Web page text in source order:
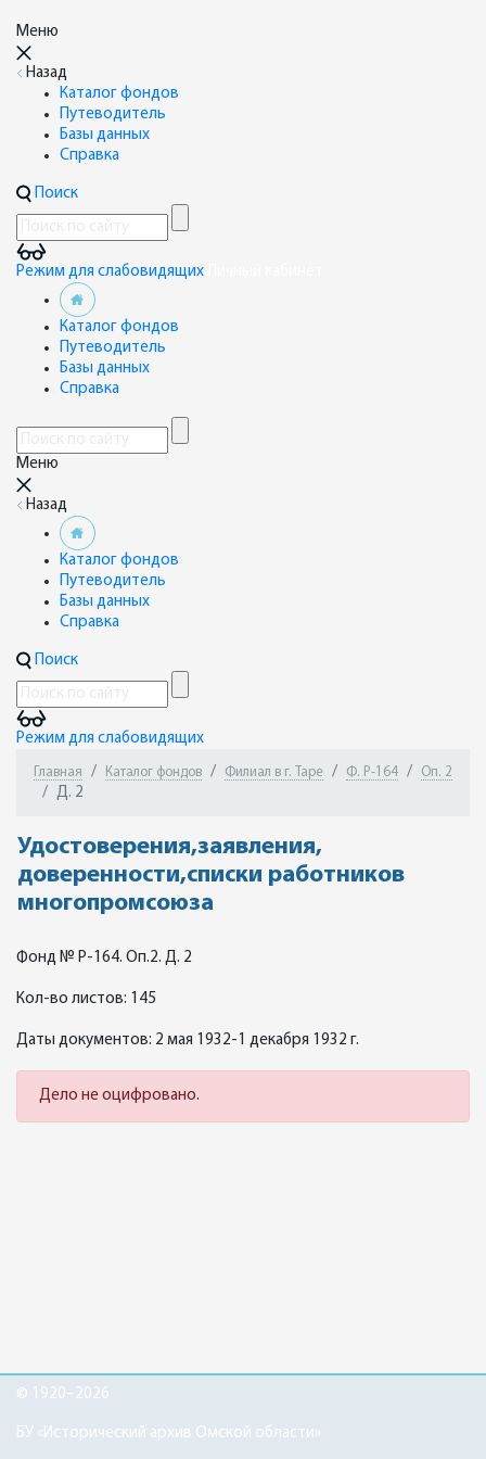
Меню
Назад
Каталог фондов
Путеводитель
Базы данных
Справка
Поиск
Режим для слабовидящих
Каталог фондов
Путеводитель
Базы данных
Справка
Меню
Назад
Каталог фондов
Путеводитель
Базы данных
Справка
Поиск
Режим для слабовидящих
Главная Каталог фондов Филиал в г. Таре Ф. Р-164 Оп. 2
Д. 2
Удостоверения,заявления,
доверенности,списки работников
многопромсоюза
Фонд № Р-164. Оп.2. Д. 2
Кол-во листов: 145
Даты документов: 2 мая 1932-1 декабря 1932 г.
Дело не оцифровано.
© 1920–2026
БУ «Исторический архив Омской области»